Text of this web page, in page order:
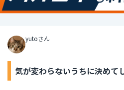
yutoさん
気が変わらないうちに決めて